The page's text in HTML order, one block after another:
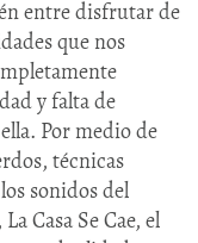
entre disfrutar de
que nos
y falta de
Por medio de
técnicas
sonidos del
Casa Se Cae, el